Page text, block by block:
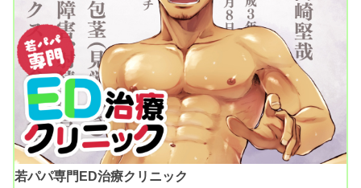
若パパ専門ED治療クリニック